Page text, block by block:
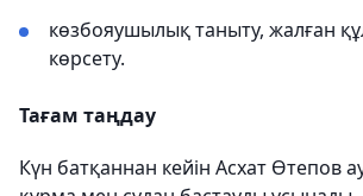
көзбояушылық таныту, жалған
көрсету.
Тағам таңдау
Күн батқаннан кейін Асхат Өтепов